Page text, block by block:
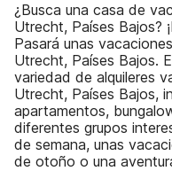
¿Busca una casa de
Utrecht, Países Bajos?
Pasará unas
Utrecht, Países Bajos.
variedad de alquileres
Utrecht, Países Bajos,
apartamentos,
diferentes grupos
de semana, unas
de otoño o una